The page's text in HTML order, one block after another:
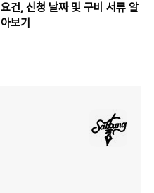
요건, 신청 날짜 및 구비 서류 알
아보기